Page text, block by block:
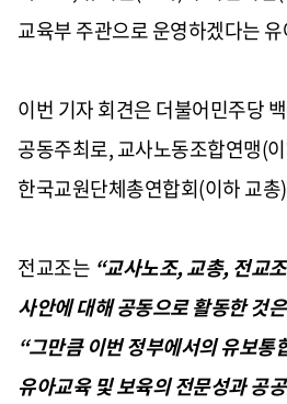
교육부 주관으로 운영하겠다는
이번 기자 회견은 더불어민주당
공동주최로,교사노동조합연맹(
한국교원단체총연합회(이하 교총)
전교조는 “교사노조,교총,전교
사안에 대해 공동으로 활동한 것
“그만큼 이번 정부에서의 유보통
유아교육 및 보육의 전문성과 공